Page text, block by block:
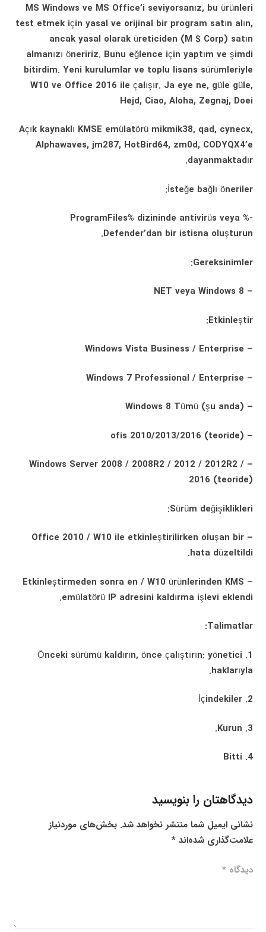
MS Windows ve MS Office’i seviyorsanız, bu ürünleri
test etmek için yasal ve orijinal bir program satın alın,
ancak yasal olarak üreticiden (M $ Corp) satın
almanızı öneririz. Bunu eğlence için yaptım ve şimdi
bitirdim. Yeni kurulumlar ve toplu lisans sürümleriyle
W10 ve Office 2016 ile çalışır. Ja eye ne, güle güle,
Hejd, Ciao, Aloha, Zegnaj, Doei
Açık kaynaklı KMSE emülatörü mikmik38, qad, cynecx,
Alphawaves, jm287, HotBird64, zm0d, CODYQX4’e
dayanmaktadır.
İsteğe bağlı öneriler:
-% ProgramFiles% dizininde antivirüs veya
Defender’dan bir istisna oluşturun.
Gereksinimler:
– NET veya Windows 8
Etkinleştir:
– Windows Vista Business / Enterprise
– Windows 7 Professional / Enterprise
– Windows 8 Tümü (şu anda)
– ofis 2010/2013/2016 (teoride)
– Windows Server 2008 / 2008R2 / 2012 / 2012R2 /
2016 (teoride)
Sürüm değişiklikleri:
– Office 2010 / W10 ile etkinleştirilirken oluşan bir
hata düzeltildi.
– Etkinleştirmeden sonra en / W10 ürünlerinden KMS
emülatörü IP adresini kaldırma işlevi eklendi.
Talimatlar:
1. Önceki sürümü kaldırın, önce çalıştırın: yönetici
haklarıyla.
2. İçindekiler
3. Kurun.
4. Bitti
دیدگاهتان را بنویسید
نشانی ایمیل شما منتشر نخواهد شد. بخش‌های موردنیاز
علامت‌گذاری شده‌اند*